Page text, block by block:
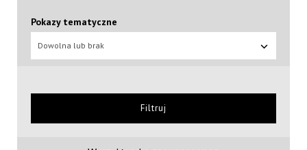
Pokazy tematyczne
Dowolna lub brak
Filtruj